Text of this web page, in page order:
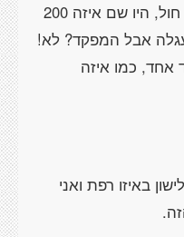
ב: בטירונות אמרו לי תזיז שקי חול, היו שם איזה 200
אבל המפקד? לא!
אחד, כמו איזה
באיזו רפת ואני